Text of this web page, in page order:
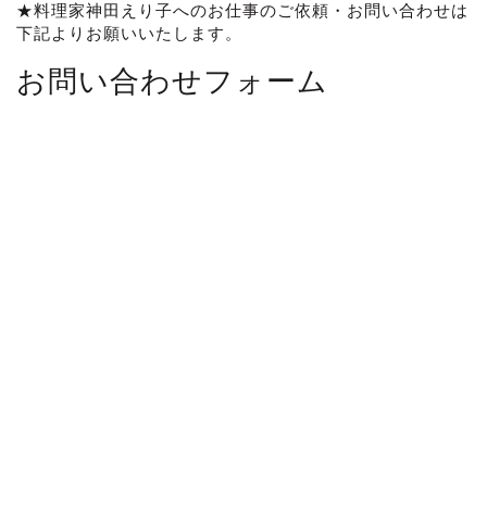
★料理家神田えり子へのお仕事のご依頼・お問い合わせは
下記よりお願いいたします。
お問い合わせフォーム